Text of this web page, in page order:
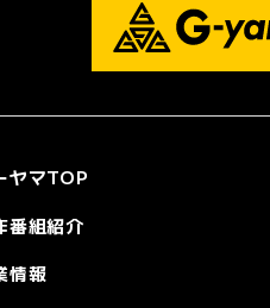
ヤマTOP
番組紹介
情報